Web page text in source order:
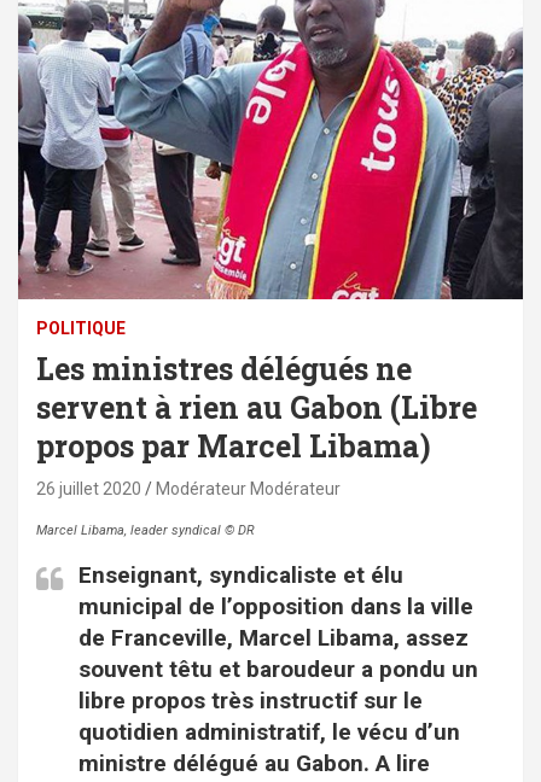
POLITIQUE
Les ministres délégués ne
servent à rien au Gabon (Libre
propos par Marcel Libama)
26 juillet 2020 Modérateur Modérateur
Marcel Libama, leader syndical © DR
Enseignant, syndicaliste et élu
municipal de l’opposition dans la ville
de Franceville, Marcel Libama, assez
souvent têtu et baroudeur a pondu un
libre propos très instructif sur le
quotidien administratif, le vécu d’un
ministre délégué au Gabon. A lire